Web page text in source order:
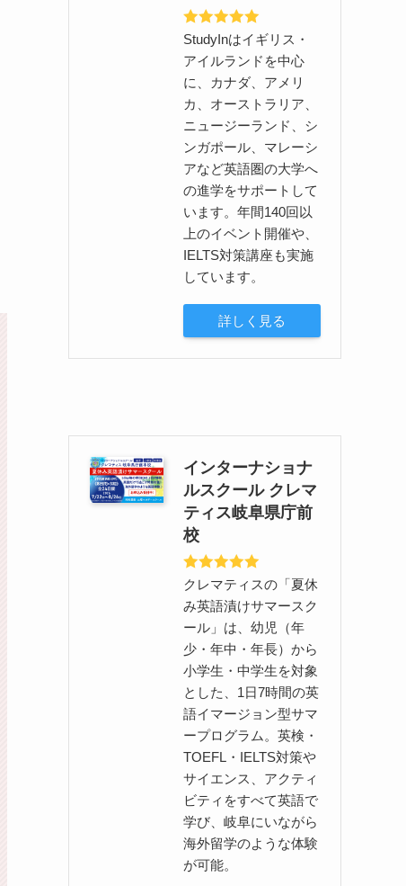
StudyInはイギリス・
アイルランドを中心
に、カナダ、アメリ
カ、オーストラリア、
ニュージーランド、シ
ンガポール、マレーシ
アなど英語圏の大学へ
の進学をサポートして
います。年間140回以
上のイベント開催や、
IELTS対策講座も実施
しています。
詳しく見る
インターナショナ
ルスクール クレマ
ティス岐阜県庁前
校
クレマティスの「夏休
み英語漬けサマースク
ール」は、幼児（年
少・年中・年長）から
小学生・中学生を対象
とした、1日7時間の英
語イマージョン型サマ
ープログラム。英検・
TOEFL・IELTS対策や
サイエンス、アクティ
ビティをすべて英語で
学び、岐阜にいながら
海外留学のような体験
が可能。